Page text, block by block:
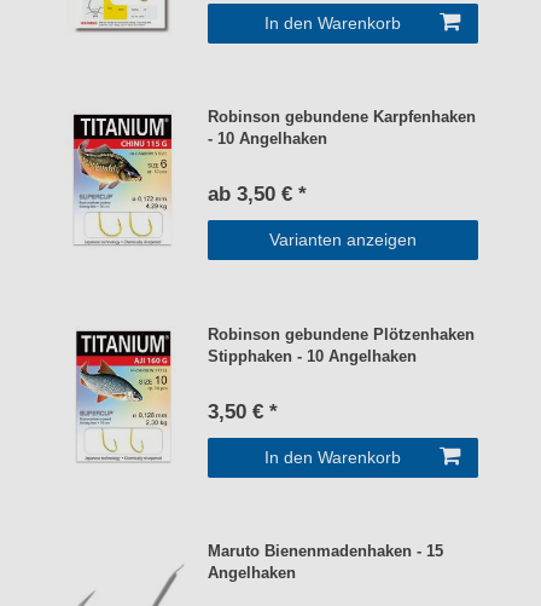
In den Warenkorb
Robinson gebundene Karpfenhaken
- 10 Angelhaken
ab 3,50 € *
Varianten anzeigen
Robinson gebundene Plötzenhaken
Stipphaken - 10 Angelhaken
3,50 € *
In den Warenkorb
Maruto Bienenmadenhaken - 15
Angelhaken